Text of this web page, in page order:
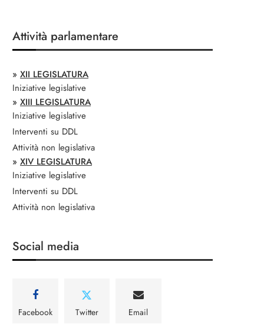
Attività parlamentare
» XII LEGISLATURA
Iniziative legislative
» XIII LEGISLATURA
Iniziative legislative
Interventi su DDL
Attività non legislativa
» XIV LEGISLATURA
Iniziative legislative
Interventi su DDL
Attività non legislativa
Social media
Facebook Twitter Email